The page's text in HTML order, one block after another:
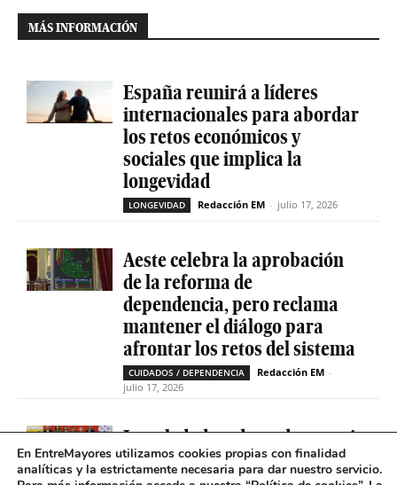
MÁS INFORMACIÓN
España reunirá a líderes
internacionales para abordar
los retos económicos y
sociales que implica la
longevidad
LONGEVIDAD Redacción EM - julio 17, 2026
Aeste celebra la aprobación
de la reforma de
dependencia, pero reclama
mantener el diálogo para
afrontar los retos del sistema
CUIDADOS / DEPENDENCIA Redacción EM -
julio 17, 2026
La soledad no deseada es casi
cinco veces superior entre
En EntreMayores utilizamos cookies propias con finalidad
analíticas y la estrictamente necesaria para dar nuestro servicio.